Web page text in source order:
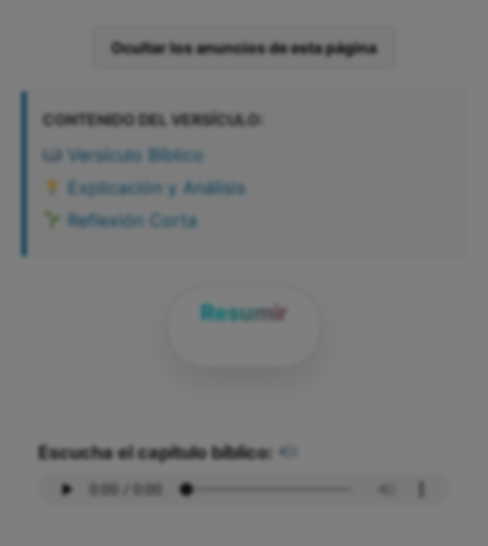
Ocultar los anuncios de esta página
CONTENIDO DEL VERSÍCULO:
Versículo Bíblico
Explicación y Análisis
Reflexión Corta
Resumir
Escucha el capítulo bíblico: